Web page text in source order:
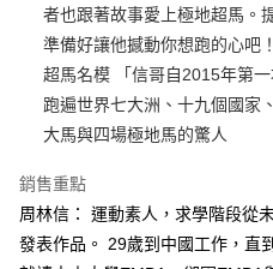
每筆NT$60，滿NT$499(含以上)
付款後7-11取貨
每筆NT$60，滿NT$499(含以上)
宅配
每筆NT$100，滿NT$499(含以上)
者也跟著故事愛上極地超馬。
準備好讓他撼動你想跑的心
超馬名模 「信哥自2015年第
跑遍世界七大洲、十九個國家
大馬與四場極地馬的驚人
銷售重點
周林信： 運動素人，求學階段從
發表作品。 29歲到中國工作，直